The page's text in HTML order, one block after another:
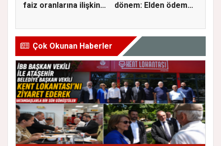
faiz oranlarına ilişkin
dönem: Elden ödeme
Çok Okunan Haberler